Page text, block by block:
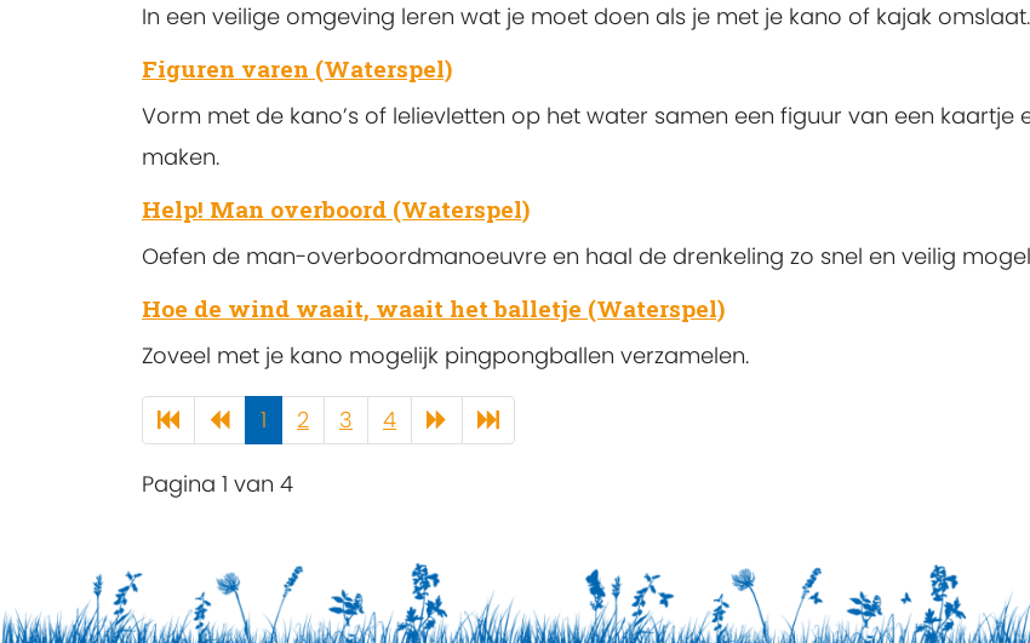
In een veilige omgeving leren wat je moet doen als je met je kano of kajak omslaat.
Figuren varen (Waterspel)
Vorm met de kano’s of lelievletten op het water samen een figuur van een
maken.
Help! Man overboord (Waterspel)
Oefen de man-overboordmanoeuvre en haal de drenkeling zo snel en veilig
Hoe de wind waait, waait het balletje (Waterspel)
Zoveel met je kano mogelijk pingpongballen verzamelen.
1 2 3 4
Pagina 1 van 4